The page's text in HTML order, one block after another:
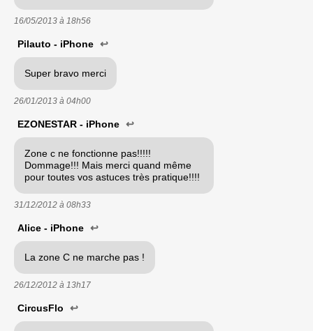
16/05/2013 à 18h56
Pilauto - iPhone ↩
Super bravo merci
26/01/2013 à 04h00
EZONESTAR - iPhone ↩
Zone c ne fonctionne pas!!!!!
Dommage!!! Mais merci quand même
pour toutes vos astuces très pratique!!!!
31/12/2012 à 08h33
Alice - iPhone ↩
La zone C ne marche pas !
26/12/2012 à 13h17
CircusFlo ↩